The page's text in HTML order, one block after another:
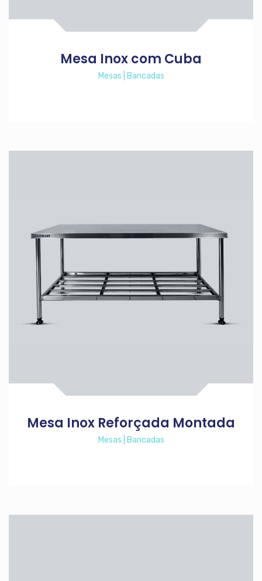
Mesa Inox com Cuba
Mesas | Bancadas
Mesa Inox Reforçada Montada
Mesas | Bancadas